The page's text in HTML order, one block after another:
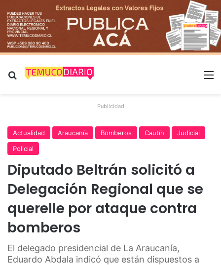
Buscar por
Publicidad
Actualidad Araucanía Bomberos Cautín
Judicial
Policial
Diputado Beltrán solicitó a
Delegación Regional que se
querelle por ataque contra
bomberos
El delegado presidencial de La Araucanía,
Eduardo Abdala indicó que están dispuestos a